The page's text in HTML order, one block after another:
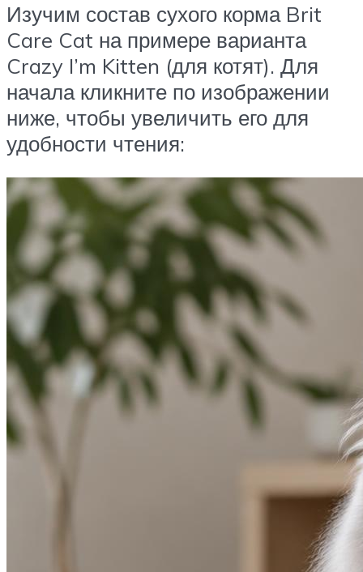
Изучим состав сухого корма Brit
Care Cat на примере варианта
Crazy I’m Kitten (для котят). Для
начала кликните по изображении
ниже, чтобы увеличить его для
удобности чтения: